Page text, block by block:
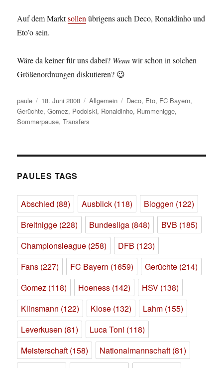
Auf dem Marktsollenübrigens auch Deco, Ronaldinho und
Eto’o sein.
Wäre da keiner für uns dabei? Wennwir schon in solchen
Größenordnungen diskutieren? 😉
Autor
paule
Veröffentlicht
am
18. Juni 2008 Kategorien
Allgemein Schlagwörter
Deco, Eto, FC Bayern,
Gerüchte,Gomez, Podolski, Ronaldinho, Rummenigge,
Sommerpause,Transfers
PAULES TAGS
Abschied (88) Ausblick (118) Bloggen (122)
Breitnigge (228) Bundesliga (848) BVB (185)
Championsleague (258) DFB (123)
Fans (227) FC Bayern (1659) Gerüchte (214)
Gomez (118) Hoeness (142) HSV (138)
Klinsmann (122) Klose (132) Lahm (155)
Leverkusen (81) Luca Toni (118)
Meisterschaft (158) Nationalmannschaft (81)